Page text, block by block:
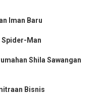
Iman Baru
Spider-Man
Shila Sawangan
Bisnis